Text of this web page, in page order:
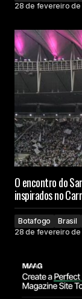
28 de fevereiro
O encontro do
inspirados no
Botafogo Brasil
28 de fevereiro